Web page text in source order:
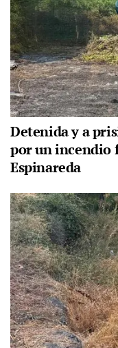
Detenida y a
por un incendio
Espinareda